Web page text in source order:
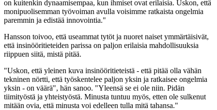
on kuitenkin dynaamisempaa, kun ihmiset ovat erilaisia. Uskon, että
monipuolisemman työvoiman avulla voisimme ratkaista ongelmia
paremmin ja edistää innovointia."
Hansson toivoo, että useammat tytöt ja nuoret naiset ymmärtäisivät,
että insinööritieteiden parissa on paljon erilaisia mahdollisuuksia
riippuen siitä, mistä pitää.
"Uskon, että yleinen kuva insinööritieteistä - että pitää olla vähän
tekninen nörtti, että työskentelee paljon yksin ja ratkaisee ongelmia
yksin - on väärä", hän sanoo. "Yleensä se ei ole niin. Pidän
tiimityöstä ja yhteistyöstä. Minusta tuntuu myös, etten ole sulkenut
mitään ovia, että minusta voi edelleen tulla mitä tahansa."